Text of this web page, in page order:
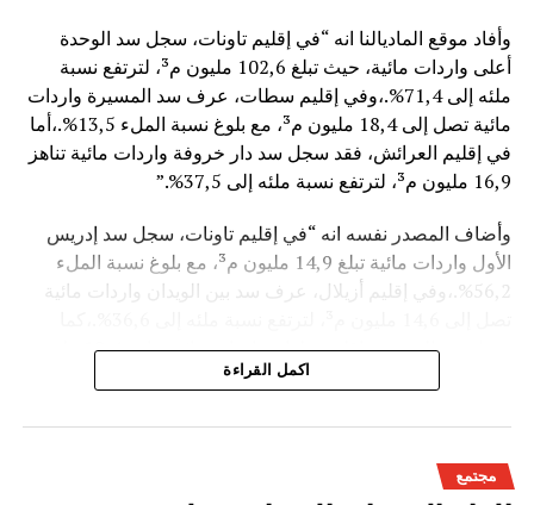
وأفاد موقع الماديالنا انه “في إقليم تاونات، سجل سد الوحدة
أعلى واردات مائية، حيث تبلغ 102,6 مليون م³، لترتفع نسبة
ملئه إلى 71,4%.،وفي إقليم سطات، عرف سد المسيرة واردات
مائية تصل إلى 18,4 مليون م³، مع بلوغ نسبة الملء 13,5%.،أما
في إقليم العرائش، فقد سجل سد دار خروفة واردات مائية تناهز
16,9 مليون م³، لترتفع نسبة ملئه إلى 37,5%.”
وأضاف المصدر نفسه انه “في إقليم تاونات، سجل سد إدريس
الأول واردات مائية تبلغ 14,9 مليون م³، مع بلوغ نسبة الملء
56,2%.،وفي إقليم أزيلال، عرف سد بين الويدان واردات مائية
وتعكس هذه المعطيات الأثر الإيجابي على الثروة المائية
الوطنية،والفرشة المئية عموما ووقعها الايجابي على الفلاحة بعد
سنوات الجفاف .
اكمل القراءة
مجتمع